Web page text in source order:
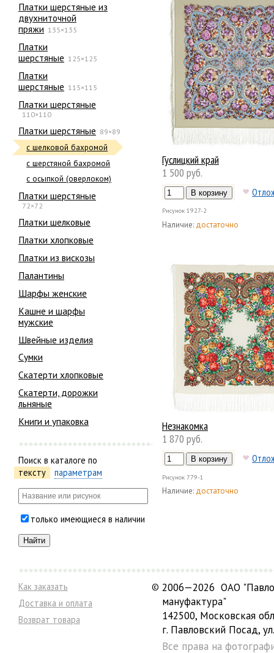
Платки шерстяные из
двухниточной
пряжи 135×135
Платки
шерстяные 125×125
Платки
шерстяные 115×115
Платки шерстяные
110×110
Платки шерстяные 89×89
с шелковой бахромой
с шерстяной бахромой
с осыпкой (оверлоком)
Платки шерстяные
72×72
Платки шелковые
Платки хлопковые
Платки из вискозы
Палантины
Шарфы женские
Кашне и шарфы
мужские
Швейные изделия
Сумки
Скатерти хлопковые
Скатерти, дорожки
льняные
Книги и упаковка
Поиск в каталоге по
тексту
параметрам
только имеющиеся в наличии
Гуслицкий край
1 500 руб.
Рисунок 1927-2
Наличие: достаточно
Незнакомка
1 870 руб.
Рисунок 779-1
Наличие: достаточно
Как заказать
Доставка и оплата
Возврат товара
© 2006—2026 ОАО
мануфактура"
142500, Московская
г. Павловский Посад,
Все права на